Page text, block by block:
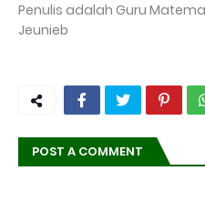
Penulis adalah Guru
Jeunieb
POST A COMMENT